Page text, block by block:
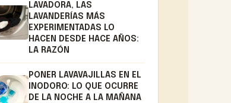
LAVADORA, LAS
LAVANDERÍAS MÁS
EXPERIMENTADAS LO
HACEN DESDE HACE AÑOS:
LA RAZÓN
PONER LAVAVAJILLAS EN EL
INODORO: LO QUE OCURRE
DE LA NOCHE A LA MAÑANA